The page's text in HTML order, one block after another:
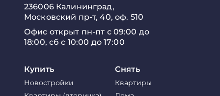
236006 Калининград,
Московский пр-т, 40, оф. 510
Офис открыт пн-пт с 09:00 до
18:00, сб с 10:00 до 17:00
Купить
Новостройки
Снять
Квартиры